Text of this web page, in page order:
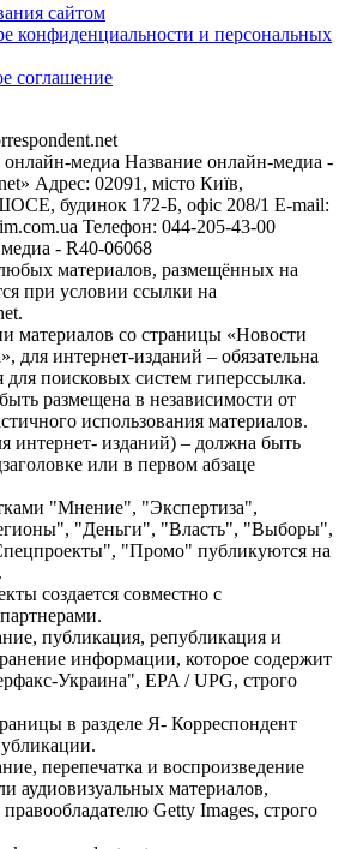
сайтом
конфиденциальности и персональных
соглашение
онлайн-медиа Название онлайн-медиа -
Адрес: 02091, місто Київ,
будинок 172-Б, офіс 208/1 E-mail:
Телефон: 044-205-43-00
- R40-06068
материалов, размещённых на
при условии ссылки на
материалов со страницы «Новости
для интернет-изданий – обязательна
для поисковых систем гиперссылка.
размещена в независимости от
использования материалов.
интернет- изданий) – должна быть
или в первом абзаце
"Мнение", "Экспертиза",
"Деньги", "Власть", "Выборы",
"Промо" публикуются на
создается совместно с
публикация, републикация и
информации, которое содержит
Украина", EPA / UPG, строго
в разделе Я- Корреспондент
перепечатка и воспроизведение
аудиовизуальных материалов,
Getty Images, строго